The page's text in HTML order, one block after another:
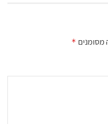
מסומנים *